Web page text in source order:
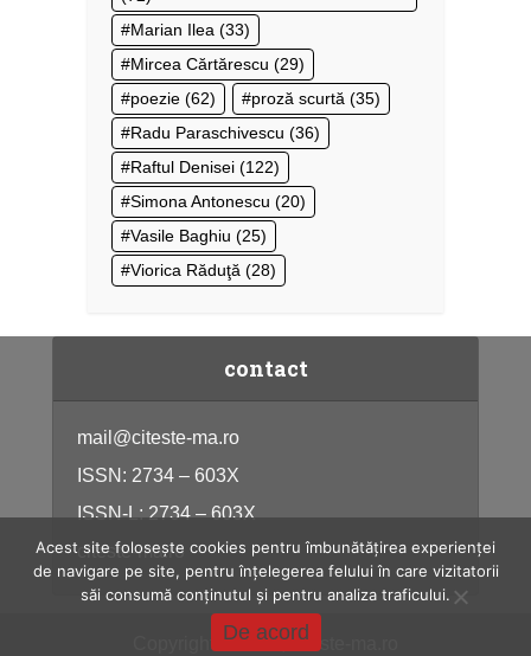
Marian Ilea (33)
Mircea Cărtărescu (29)
poezie (62) proză scurtă (35)
Radu Paraschivescu (36)
Raftul Denisei (122)
Simona Antonescu (20)
Vasile Baghiu (25)
Viorica Răduţă (28)
contact
mail@citeste-ma.ro
ISSN: 2734 – 603X
ISSN-L: 2734 – 603X
citeste-ma.ro
Copyright © 2026, citeste-ma.ro
Acest site folosește cookies pentru îmbunătățirea experienței
de navigare pe site, pentru înțelegerea felului în care vizitatorii
săi consumă conținutul și pentru analiza traficului.
De acord